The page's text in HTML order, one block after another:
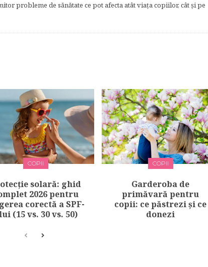
probleme de sănătate ce pot afecta atât viaţa copiilor, cât şi pe
COPII
solară: ghid
2026 pentru
corectă a SPF-
(15 vs. 30 vs. 50)
COPII
Garderoba de
primăvară pentru
copii: ce păstrezi și ce
donezi